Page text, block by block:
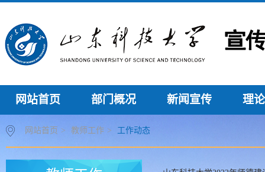
网站首页 部门概况 新闻宣传 理
网站首页 > 教师工作 > 工作动态